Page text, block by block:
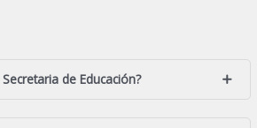
de Educación?